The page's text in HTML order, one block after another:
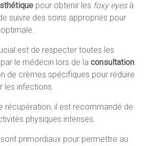
pour obtenir les foxy eyesà
suivre des soins appropriés pour
est de respecter toutes les
le médecin lors de laconsultation.
de crèmes spécifiques pour réduire
les infections.
récupération, il est recommandé de
physiques intenses.
sont primordiaux pour permettre au